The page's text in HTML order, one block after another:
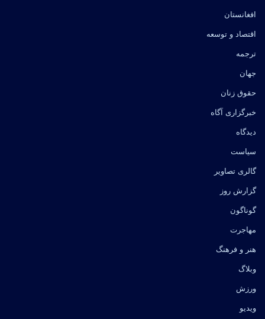
افغانستان
اقتصاد و توسعه
ترجمه
جهان
حقوق زنان
خبرگزاری آگاه
دیدگاه
سیاست
گالری تصاویر
گزارش روز
گوناگون
مهاجرت
هنر و فرهنگ
وبلاگ
ورزش
ویدیو